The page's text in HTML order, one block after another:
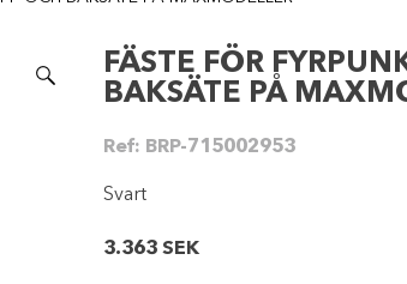
FÄSTE FÖR
BAKSÄTE PÅ
Ref: BRP-715002953
Svart
3.363 SEK